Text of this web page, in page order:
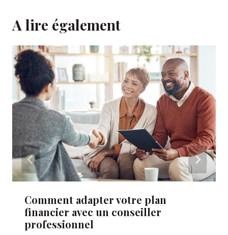
A lire également
Comment adapter votre plan
financier avec un conseiller
professionnel